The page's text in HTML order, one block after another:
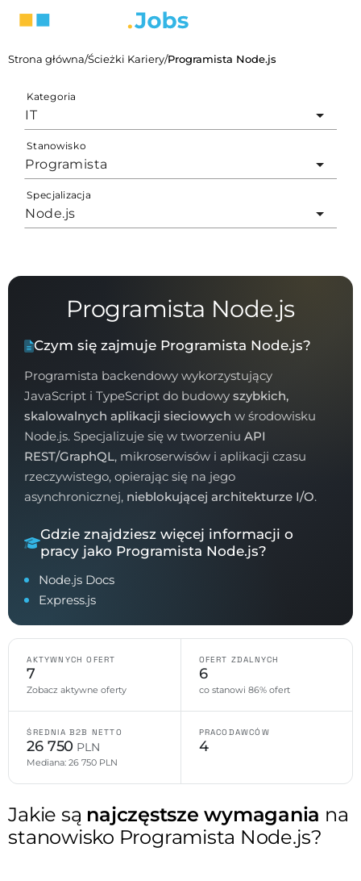
Strona główna/Ścieżki Kariery/Programista Node.js
Kategoria
IT
Stanowisko
Programista
Specjalizacja
Node.js
Programista Node.js
Czym się zajmuje Programista Node.js?
Programista backendowy wykorzystujący
JavaScript i TypeScript do budowyszybkich,
skalowalnych aplikacji sieciowych w środowisku
Node.js. Specjalizuje się w tworzeniuAPI
REST/GraphQL, mikroserwisów i aplikacji czasu
rzeczywistego, opierając się na jego
asynchronicznej, nieblokującej architekturze I/O.
Gdzie znajdziesz więcej informacji o
pracy jako Programista Node.js?
Node.js Docs
Express.js
AKTYWNYCH OFERT
7
Zobacz aktywne oferty
OFERT ZDALNYCH
6
co stanowi 86% ofert
ŚREDNIA B2B NETTO
26 750 PLN
Mediana: 26 750 PLN
PRACODAWCÓW
4
Jakie są najczęstsze wymagania na
stanowisko Programista Node.js?